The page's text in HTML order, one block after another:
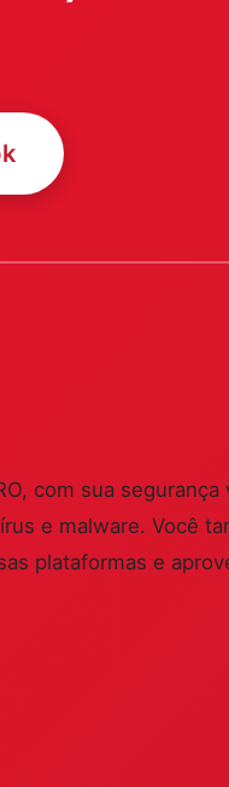
com sua
e malware. Você
plataformas e